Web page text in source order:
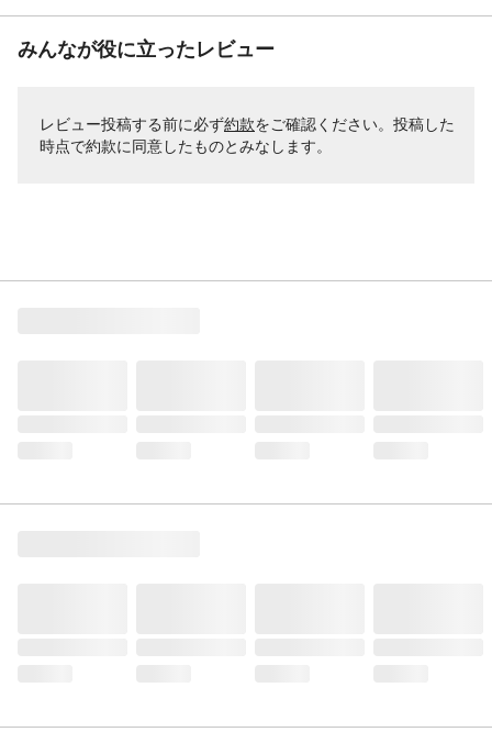
みんなが役に立ったレビュー
レビュー投稿する前に必ず約款をご確認ください。投稿した
時点で約款に同意したものとみなします。